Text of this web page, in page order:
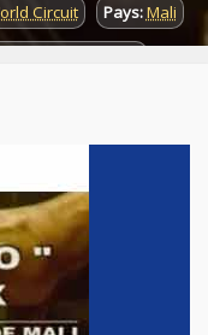
Circuit Pays:Mali